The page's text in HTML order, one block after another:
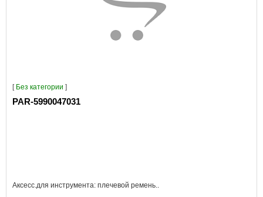
[ Без категории ]
PAR-5990047031
Аксесс.для инструмента: плечевой ремень..